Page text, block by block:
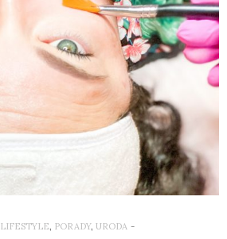
LIFESTYLE, PORADY, URODA -